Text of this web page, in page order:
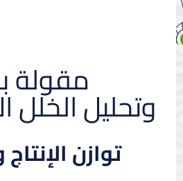
مقولة
وتحليل الخلل
توازن